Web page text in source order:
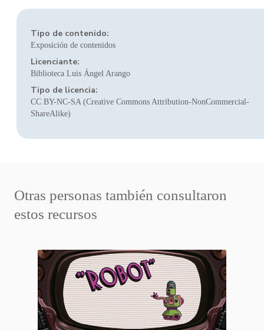
Tipo de contenido:
Exposición de contenidos
Licenciante:
Biblioteca Luis Ángel Arango
Tipo de licencia:
CC BY-NC-SA (Creative Commons Attribution-NonCommercial-
ShareAlike)
Otras personas también consultaron
estos recursos